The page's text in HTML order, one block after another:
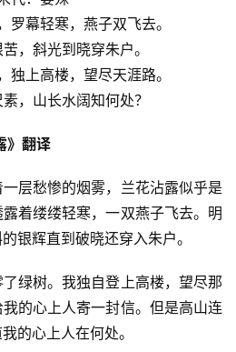
罗幕轻寒，燕子双飞去。
，斜光到晓穿朱户。
独上高楼，望尽天涯路。
，山长水阔知何处？
》翻译
层愁惨的烟雾，兰花沾露似乎是
着缕缕轻寒，一双燕子飞去。明
银辉直到破晓还穿入朱户。
绿树。我独自登上高楼，望尽那
的心上人寄一封信。但是高山连
的心上人在何处。